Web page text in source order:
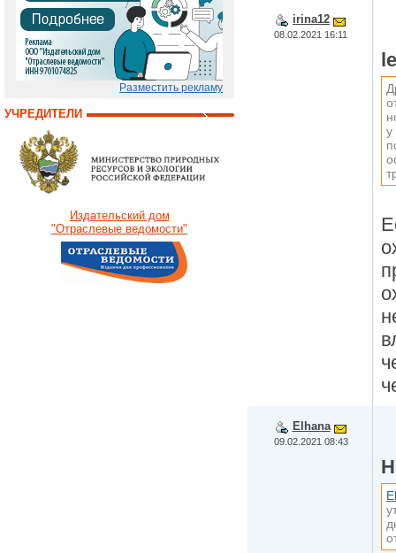
Разместить рекламу
УЧРЕДИТЕЛИ
Издательский дом
"Отраслевые ведомости"
irina12
08.02.2021 16:11
у
Elhana
09.02.2021 08:43